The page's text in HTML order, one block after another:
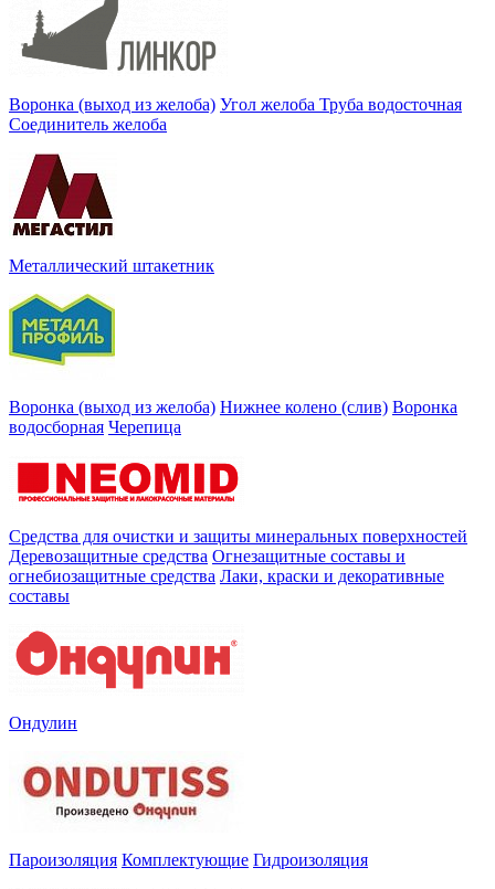
Воронка (выход из желоба) Угол желоба Труба водосточная
Соединитель желоба
Металлический штакетник
Воронка (выход из желоба) Нижнее колено (слив) Воронка
водосборная Черепица
Средства для очистки и защиты минеральных поверхностей
Деревозащитные средства Огнезащитные составы и
огнебиозащитные средства Лаки, краски и декоративные
составы
Ондулин
Пароизоляция Комплектующие Гидроизоляция